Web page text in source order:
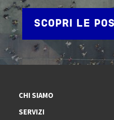
SCOPRI LE
CHI SIAMO
SERVIZI